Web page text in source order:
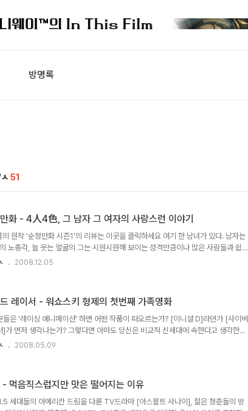
방명록
51
화 - 4人4色, 그 남자 그 여자의 사랑스런 이야기
원작 '순정만화 시즌1'의 리뷰는 이곳을 클릭하세요 여기 한 남녀가 있다. 남자는
노총각, 늘 웃는 얼굴의 그는 시원시원해 보이는 성격만큼이나 많은 사람들과 쉽게
는 그이지만 얼굴 한구석에는 왠지 모를 쓸쓸함이 묻어나온다. 여자, 아니 아직까지
원작을 세 번째로 영화화 한 [순정만화]는 인터넷 만화가 강풀을 스토리 텔링의 본
가로 각인시킨 초인기 웹툰 '순정만화: 시즌1'에 바탕을 두고 있다. 하지만 내놓..
2008.12.05
레이서 - 워쇼스키 형제의 첫번째 가족영화
들은 '레이싱 애니메이션' 하면 어떤 작품이 떠오르는가? [이니셜 D]라던가 [사이버
]가 먼저 생각나는가? 그렇다면 아마도 당신은 비교적 신세대에 속한다고 생각한다.
달려라 번개호]가 생각나는가? 그렇다면 아마도 필자와 같은 (구)세대일 가능성이
고!]라는 제목으로 방영된바 있다. 한편 [매트릭스]로 전 세계의 영화 판도를 뒤바
스키 형제 (일각에서는 래리 워쇼스키가 트랜스젠더가 되었다는 낭설..
2008.05.09
- 먹음직스럽지만 맛은 떨어지는 이유
세대들의 아메리칸 드림을 다룬 TV드라마 [아스팔트 사나이], 젊은 청춘들의 방